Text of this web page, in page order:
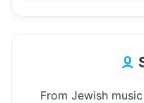
From Jewish